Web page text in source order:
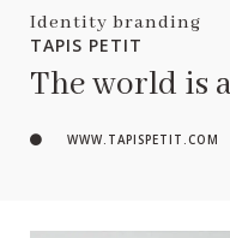
Identity branding
TAPIS PETIT
The world is
WWW.TAPISPETIT.COM